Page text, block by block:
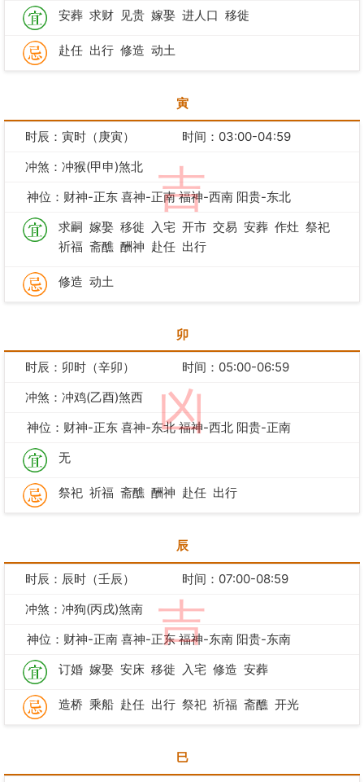
安葬 求财 见贵 嫁娶 进人口 移徙
赴任 出行 修造 动土
寅
吉
时辰：寅时（庚寅）
时间：03:00-04:59
冲煞：冲猴(甲申)煞北
神位：财神-正东 喜神-正南 福神-西南 阳贵-东北
求嗣 嫁娶 移徙 入宅 开市 交易 安葬 作灶 祭祀
祈福 斋醮 酬神 赴任 出行
修造 动土
卯
凶
时辰：卯时（辛卯）
时间：05:00-06:59
冲煞：冲鸡(乙酉)煞西
神位：财神-正东 喜神-东北 福神-西北 阳贵-正南
无
祭祀 祈福 斋醮 酬神 赴任 出行
辰
吉
时辰：辰时（壬辰）
时间：07:00-08:59
冲煞：冲狗(丙戌)煞南
神位：财神-正南 喜神-正东 福神-东南 阳贵-东南
订婚 嫁娶 安床 移徙 入宅 修造 安葬
造桥 乘船 赴任 出行 祭祀 祈福 斋醮 开光
巳